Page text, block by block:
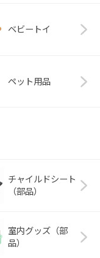
ベビートイ
ペット用品
チャイルドシート
（部品）
室内グッズ（部
品）